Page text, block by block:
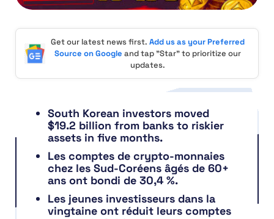
Get our latest news first. Add us as your Preferred
Source on Google and tap "Star" to prioritize our
updates.
South Korean investors moved
$19.2 billion from banks to riskier
assets in five months.
Les comptes de crypto-monnaies
chez les Sud-Coréens âgés de 60+
ans ont bondi de 30,4 %.
Les jeunes investisseurs dans la
vingtaine ont réduit leurs comptes